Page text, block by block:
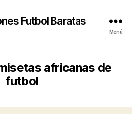
Futbol Baratas
Menú
africanas de
futbol